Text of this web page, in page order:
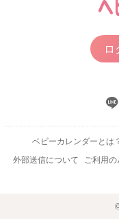
ロ
ベビーカレンダーとは
外部送信について
ご利用